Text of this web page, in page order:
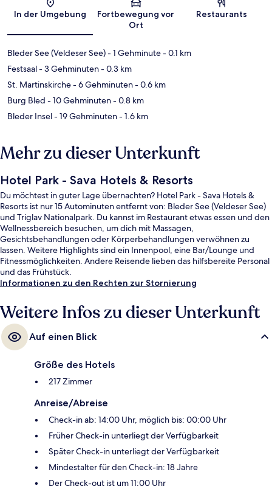
Karte
In der Umgebung
Fortbewegung vor
Ort
Restaurants
Bleder See (Veldeser See)- 1 Gehminute- 0.1 km
Festsaal- 3 Gehminuten- 0.3 km
St. Martinskirche- 6 Gehminuten- 0.6 km
Burg Bled - 10 Gehminuten- 0.8 km
Bleder Insel- 19 Gehminuten- 1.6 km
Mehr zu dieser Unterkunft
Hotel Park - Sava Hotels & Resorts
Du möchtest in guter Lage übernachten? Hotel Park - Sava Hotels &
Resorts ist nur 15 Autominuten entfernt von: Bleder See (Veldeser See)
und Triglav Nationalpark. Du kannst im Restaurant etwas essen und den
Wellnessbereich besuchen, um dich mit Massagen,
Gesichtsbehandlungen oder Körperbehandlungen verwöhnen zu
lassen. Weitere Highlights sind ein Innenpool, eine Bar/Lounge und
Fitnessmöglichkeiten. Andere Reisende lieben das hilfsbereite Personal
und das Frühstück.
Informationen zu den Rechten zur Stornierung
Weitere Infos zu dieser Unterkunft
Auf einen Blick
Größe des Hotels
217 Zimmer
Anreise/Abreise
Check-in ab: 14:00 Uhr, möglich bis: 00:00 Uhr
Früher Check-in unterliegt der Verfügbarkeit
Später Check-in unterliegt der Verfügbarkeit
Mindestalter für den Check-in: 18 Jahre
Der Check-out ist um 11:00 Uhr